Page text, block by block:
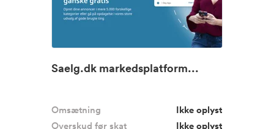
Saelg.dk markedsplatform...
Omsætning
Ikke oplyst
Overskud før skat
Ikke oplyst